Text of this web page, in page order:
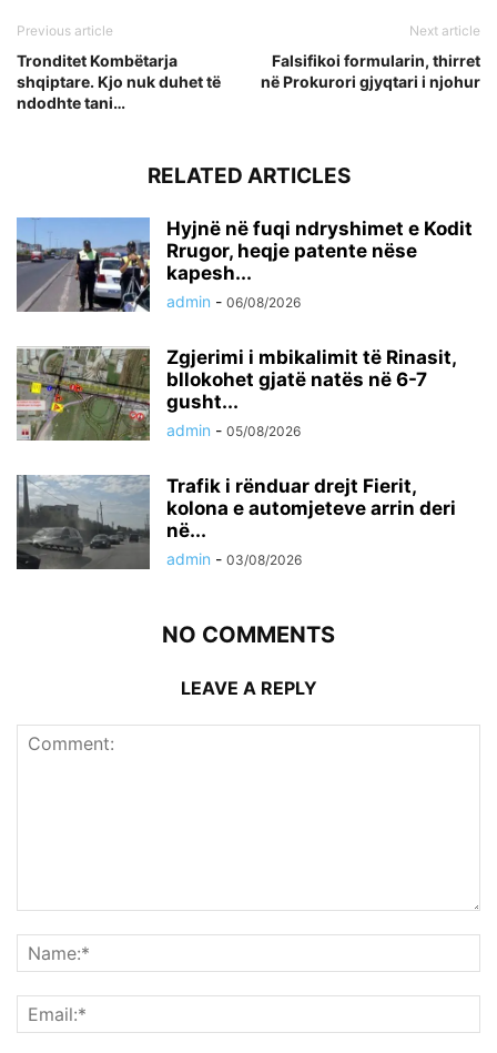
Previous article
Tronditet Kombëtarja
shqiptare. Kjo nuk duhet të
ndodhte tani…
Next article
Falsifikoi formularin, thirret
në Prokurori gjyqtari i njohur
RELATED ARTICLES
Hyjnë në fuqi ndryshimet e Kodit
Rrugor, heqje patente nëse
kapesh...
admin - 06/08/2026
Zgjerimi i mbikalimit të Rinasit,
bllokohet gjatë natës në 6-7
gusht...
admin - 05/08/2026
Trafik i rënduar drejt Fierit,
kolona e automjeteve arrin deri
në...
admin - 03/08/2026
NO COMMENTS
LEAVE A REPLY